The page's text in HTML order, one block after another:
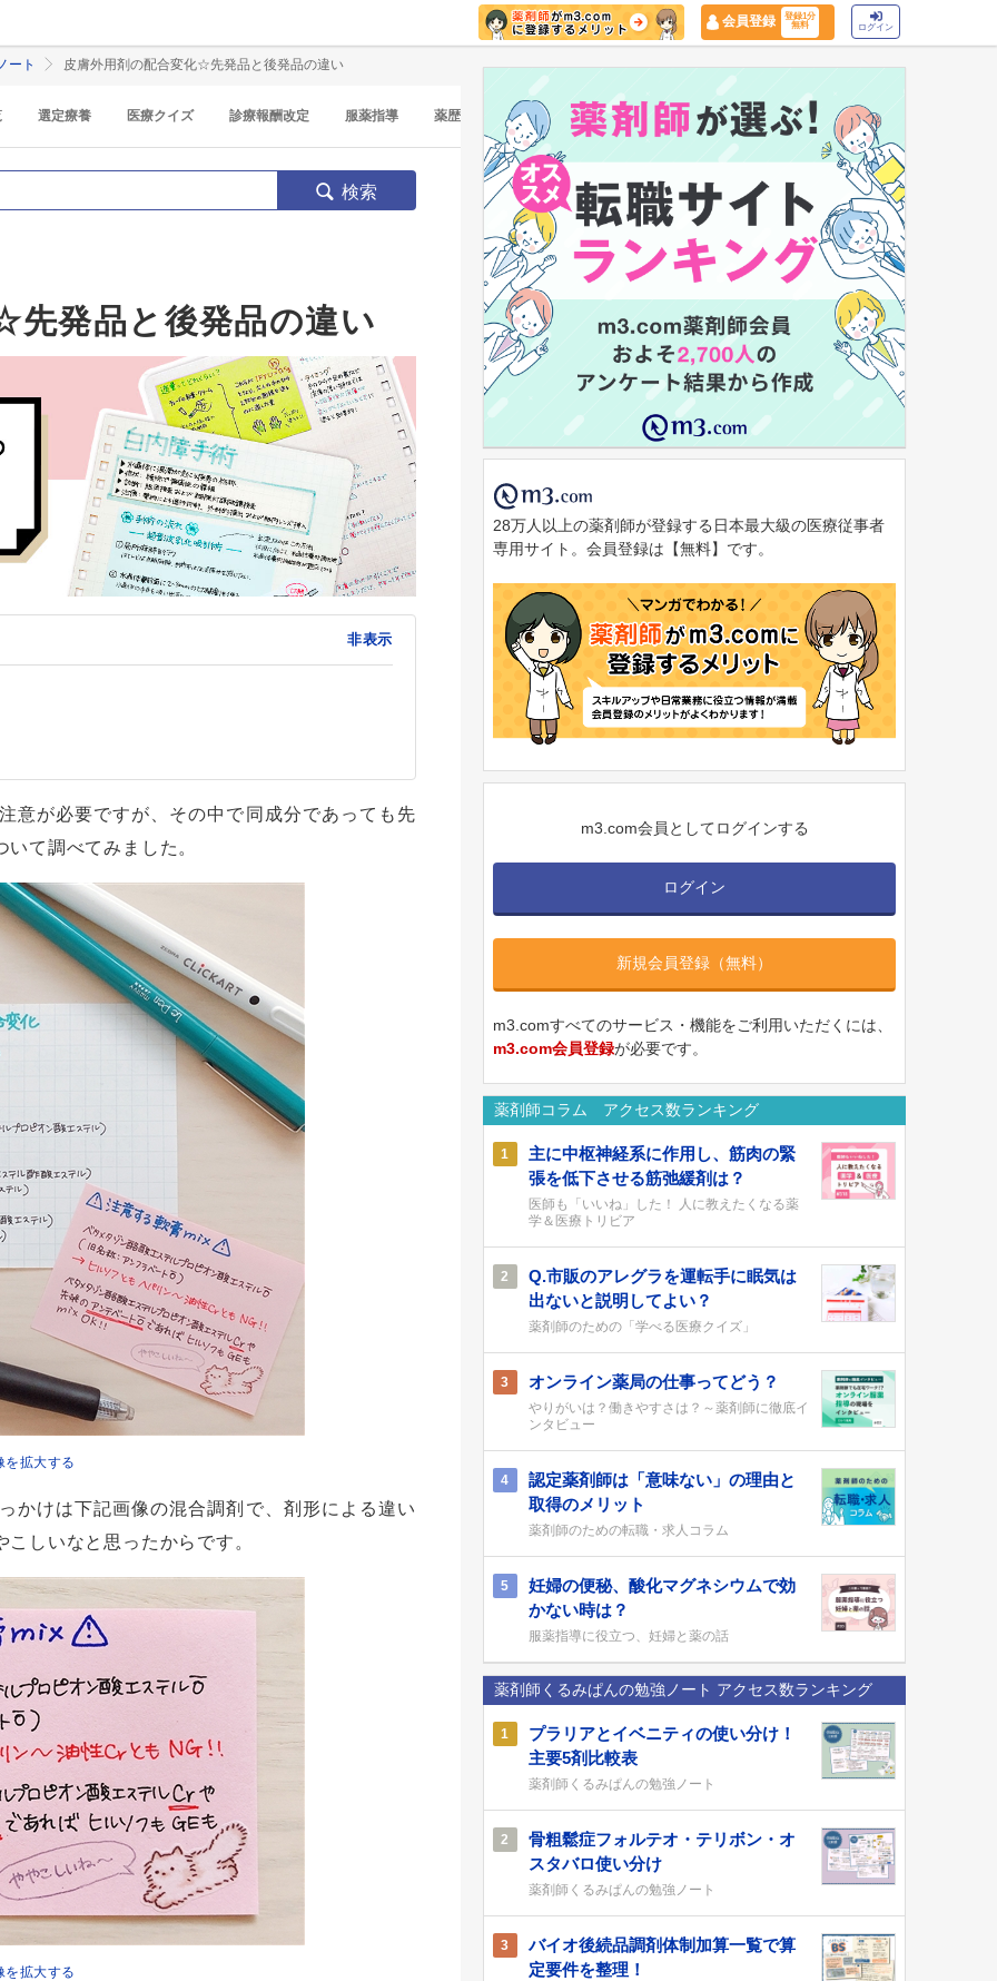
会員登録
登録1分
無料
ログイン
ート 皮膚外用剤の配合変化☆先発品と後発品の違い
選定療養 医療クイズ 診療報酬改定 服薬指導 薬歴 マイナ保険証
検索
先発品と後発品の違い
非表示
意が必要ですが、その中で同成分であっても先
て調べてみました。
を拡大する
かけは下記画像の混合調剤で、剤形による違い
しいなと思ったからです。
を拡大する
28万人以上の薬剤師が登録する日本最大級の医療従事者
専用サイト。会員登録は【無料】です。
m3.com会員としてログインする
ログイン
新規会員登録（無料）
m3.comすべてのサービス・機能をご利用いただくには、
m3.com会員登録が必要です。
薬剤師コラム アクセス数ランキング
1
主に中枢神経系に作用し、筋肉の緊
張を低下させる筋弛緩剤は？
医師も「いいね」した！ 人に教えたくなる薬
学＆医療トリビア
2
Q.市販のアレグラを運転手に眠気は
出ないと説明してよい？
薬剤師のための「学べる医療クイズ」
3 オンライン薬局の仕事ってどう？
やりがいは？働きやすさは？～薬剤師に徹底イ
ンタビュー
4
認定薬剤師は「意味ない」の理由と
取得のメリット
薬剤師のための転職・求人コラム
5
妊婦の便秘、酸化マグネシウムで効
かない時は？
服薬指導に役立つ、妊婦と薬の話
薬剤師くるみぱんの勉強ノート アクセス数ランキング
1
プラリアとイベニティの使い分け！
主要5剤比較表
薬剤師くるみぱんの勉強ノート
2
骨粗鬆症フォルテオ・テリボン・オ
スタバロ使い分け
薬剤師くるみぱんの勉強ノート
3
バイオ後続品調剤体制加算一覧で算
定要件を整理！